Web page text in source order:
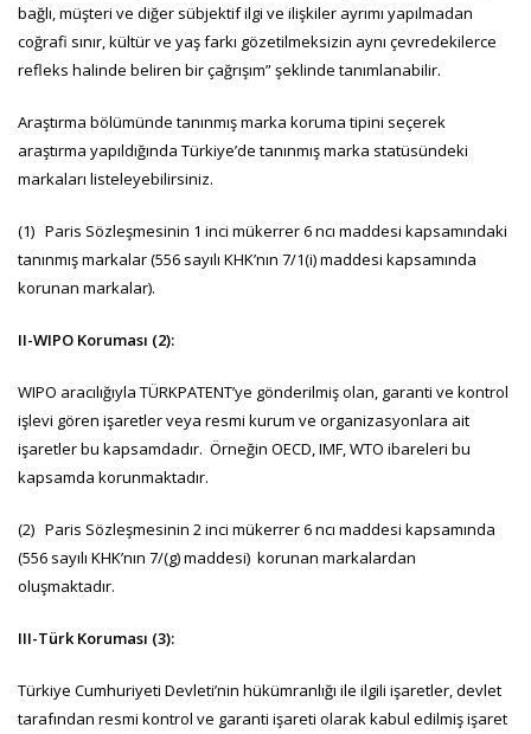
bağlı, müşteri ve diğer sübjektif ilgi ve ilişkiler ayrımı yapılmadan
coğrafi sınır, kültür ve yaş farkı gözetilmeksizin aynı çevredekilerce
refleks halinde beliren bir çağrışım” şeklinde tanımlanabilir.
Araştırma bölümünde tanınmış marka koruma tipini seçerek
araştırma yapıldığında Türkiye’de tanınmış marka statüsündeki
markaları listeleyebilirsiniz.
(1) Paris Sözleşmesinin 1 inci mükerrer 6 ncı maddesi kapsamındaki
tanınmış markalar (556 sayılı KHK’nın 7/1(i) maddesi kapsamında
korunan markalar).
II-WIPO Koruması (2):
WIPO aracılığıyla TÜRKPATENT’ye gönderilmiş olan, garanti ve kontrol
işlevi gören işaretler veya resmi kurum ve organizasyonlara ait
işaretler bu kapsamdadır. Örneğin OECD, IMF, WTO ibareleri bu
kapsamda korunmaktadır.
(2) Paris Sözleşmesinin 2 inci mükerrer 6 ncı maddesi kapsamında
(556 sayılı KHK’nın 7/(g) maddesi) korunan markalardan
oluşmaktadır.
III-Türk Koruması (3):
Türkiye Cumhuriyeti Devleti’nin hükümranlığı ile ilgili işaretler, devlet
tarafından resmi kontrol ve garanti işareti olarak kabul edilmiş işaret